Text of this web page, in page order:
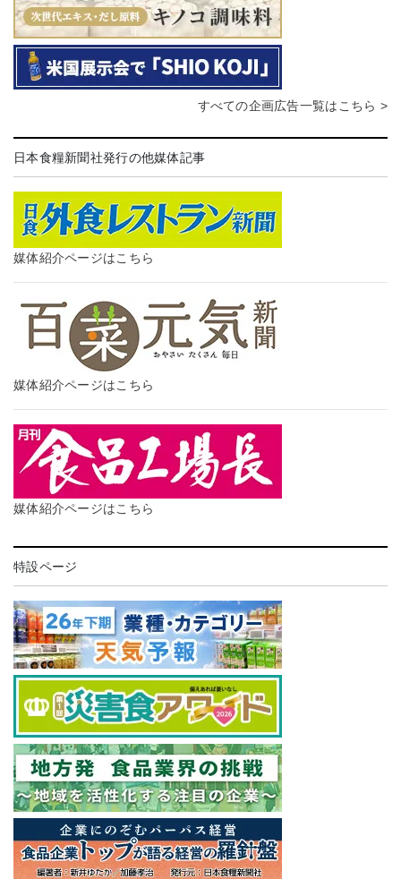
すべての企画広告一覧はこちら >
日本食糧新聞社発行の他媒体記事
媒体紹介ページはこちら
媒体紹介ページはこちら
媒体紹介ページはこちら
特設ページ